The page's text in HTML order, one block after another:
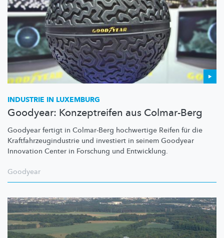
INDUSTRIE IN LUXEMBURG
Goodyear: Konzeptreifen aus Colmar-Berg
Goodyear fertigt in Colmar-Berg hochwertige Reifen für die
Kraftfahrzeugindustrie und investiert in seinem Goodyear
Innovation Center in Forschung und Entwicklung.
Goodyear